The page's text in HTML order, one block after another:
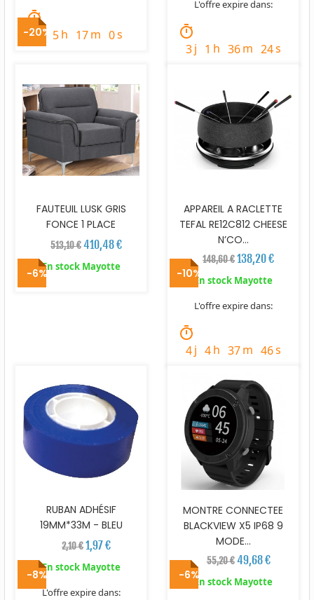
timer
4j 5h 16m 58
L'offre expire dans:
timer
3j 1 h 36m 22s
-20%
FAUTEUIL LUSK GRIS
FONCE 1 PLACE
513,10 €410,48 €
En stock Mayotte
APPAREIL A RACLETTE
TEFAL RE12C812 CHEESE
N’CO...
148,60 €138,20 €
En stock Mayotte
L'offre expire dans:
timer
4j 4h 37m 44s
-6%
RUBAN ADHÉSIF
19MM*33M - BLEU
2,10 €1,97 €
En stock Mayotte
L'offre expire dans:
-10%
MONTRE CONNECTEE
BLACKVIEW X5 IP68 9
MODE...
55,20 € 49,68 €
En stock Mayotte
-8% -6%